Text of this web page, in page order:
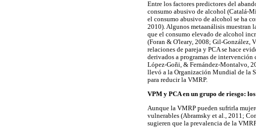
Entre los factores predictores del
consumo abusivo de alcohol (Catalá-
el consumo abusivo de alcohol se ha
2010). Algunos metaanálisis muestran
que el consumo elevado de alcohol
(Foran & O'leary, 2008; Gil-González,
relaciones de pareja y PCA se hace
derivados a programas de
López-Goñi, & Fernández-Montalvo,
llevó a la Organización Mundial de la
para reducir la VMRP.
VPM y PCA en un grupo de riesgo:
Aunque la VMRP pueden sufrirla
vulnerables (Abramsky et al., 2011;
sugieren que la prevalencia de la